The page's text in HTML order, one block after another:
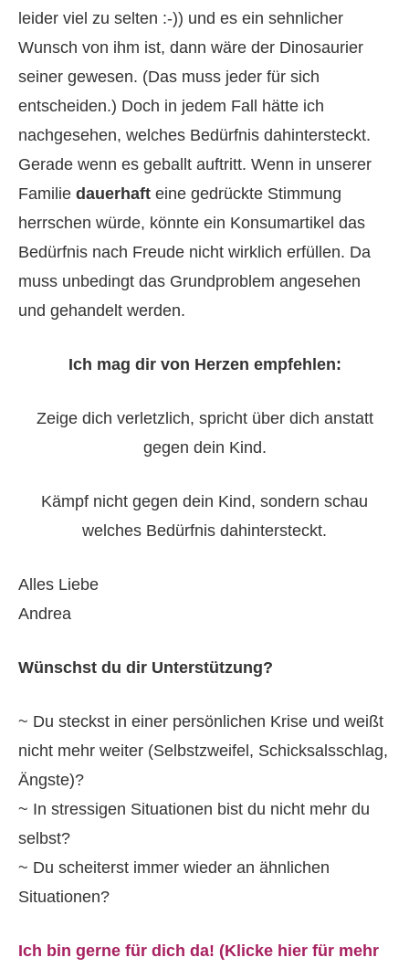
leider viel zu selten :-)) und es ein sehnlicher
Wunsch von ihm ist, dann wäre der Dinosaurier
seiner gewesen. (Das muss jeder für sich
entscheiden.) Doch in jedem Fall hätte ich
nachgesehen, welches Bedürfnis dahintersteckt.
Gerade wenn es geballt auftritt. Wenn in unserer
Familie dauerhaft eine gedrückte Stimmung
herrschen würde, könnte ein Konsumartikel das
Bedürfnis nach Freude nicht wirklich erfüllen. Da
muss unbedingt das Grundproblem angesehen
und gehandelt werden.
Ich mag dir von Herzen empfehlen:
Zeige dich verletzlich, spricht über dich anstatt
gegen dein Kind.
Kämpf nicht gegen dein Kind, sondern schau
welches Bedürfnis dahintersteckt.
Alles Liebe
Andrea
Wünschst du dir Unterstützung?
~ Du steckst in einer persönlichen Krise und weißt
nicht mehr weiter (Selbstzweifel, Schicksalsschlag,
Ängste)?
~ In stressigen Situationen bist du nicht mehr du
selbst?
~ Du scheiterst immer wieder an ähnlichen
Situationen?
Ich bin gerne für dich da! (Klicke hier für mehr